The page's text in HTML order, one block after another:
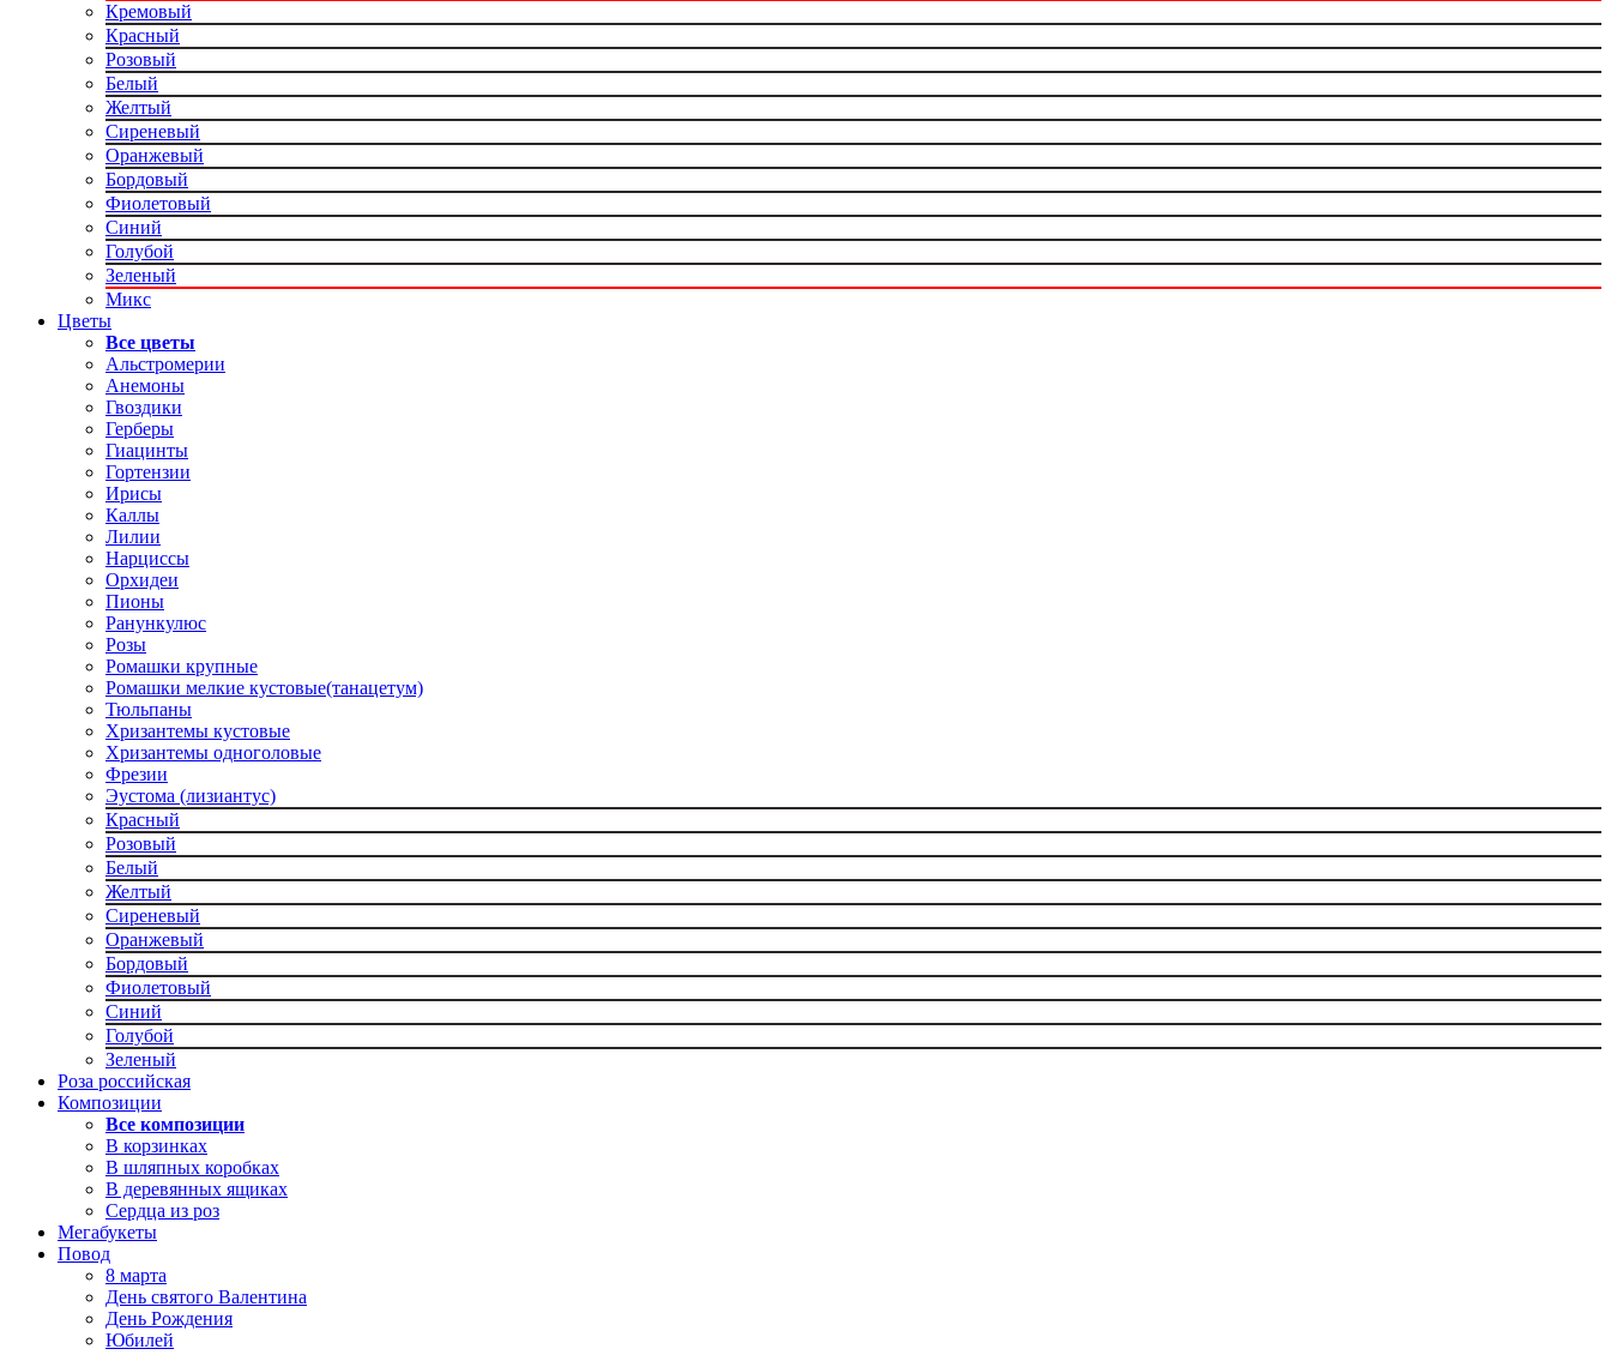
Кремовый
Красный
Розовый
Белый
Желтый
Сиреневый
Оранжевый
Бордовый
Фиолетовый
Синий
Голубой
Зеленый
Микс
Цветы
Все цветы
Альстромерии
Анемоны
Гвоздики
Герберы
Гиацинты
Гортензии
Ирисы
Каллы
Лилии
Нарциссы
Орхидеи
Пионы
Ранункулюс
Розы
Ромашки крупные
Ромашки мелкие кустовые(танацетум)
Тюльпаны
Хризантемы кустовые
Хризантемы одноголовые
Фрезии
Эустома (лизиантус)
Красный
Розовый
Белый
Желтый
Сиреневый
Оранжевый
Бордовый
Фиолетовый
Синий
Голубой
Зеленый
Роза российская
Композиции
Все композиции
В корзинках
В шляпных коробках
В деревянных ящиках
Сердца из роз
Мегабукеты
Повод
8 марта
День святого Валентина
День Рождения
Юбилей